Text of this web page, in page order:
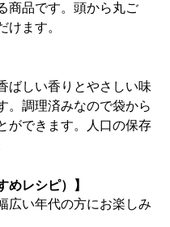
商品です。頭から丸ご
けます。
ばしい香りとやさしい味
。調理済みなので袋から
ができます。人口の保存
めレシピ）】
広い年代の方にお楽しみ